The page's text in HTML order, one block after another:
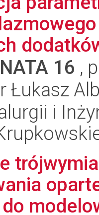
16 ,
Łukasz
i